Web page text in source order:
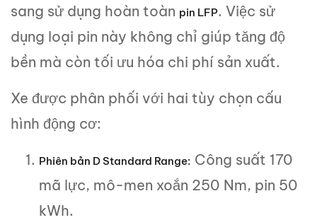
sang sử dụng hoàn toàn pin LFP. Việc sử
dụng loại pin này không chỉ giúp tăng độ
bền mà còn tối ưu hóa chi phí sản xuất.
Xe được phân phối với hai tùy chọn cấu
hình động cơ:
Phiên bản D Standard Range: Công suất 170
mã lực, mô-men xoắn 250 Nm, pin 50
kWh.